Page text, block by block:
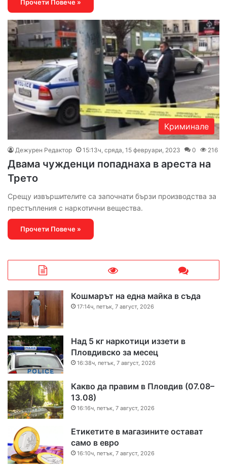
Прочети Повече »
Криминале
Дежурен Редактор 15:13ч, сряда, 15 февруари, 2023 0 216
Двама чужденци попаднаха в ареста на
Трето
Срещу извършителите са започнати бързи производства за
престъпления с наркотични вещества.
Прочети Повече »
Кошмарът на една майка в съда
17:14ч, петък, 7 август, 2026
Над 5 кг наркотици иззети в
Пловдивско за месец
16:38ч, петък, 7 август, 2026
Какво да правим в Пловдив (07.08–
13.08)
16:16ч, петък, 7 август, 2026
Етикетите в магазините остават
само в евро
16:10ч, петък, 7 август, 2026